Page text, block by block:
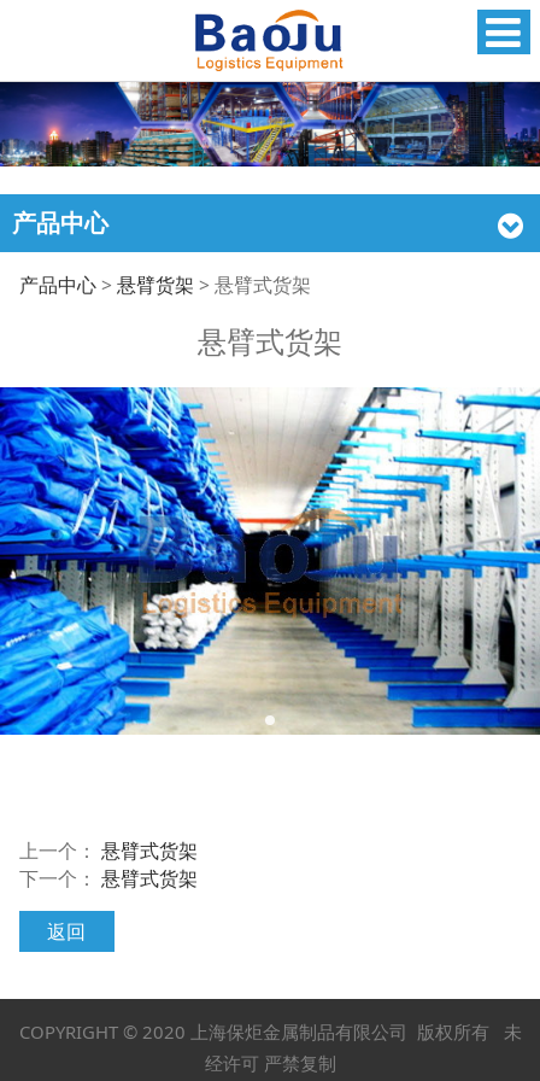
产品中心
悬臂式货架
产品中心> 悬臂货架 > 悬臂式货架
悬臂式货架
上一个： 悬臂式货架
下一个： 悬臂式货架
返回
COPYRIGHT © 2020 上海保炬金属制品有限公司 版权所有 未
经许可 严禁复制